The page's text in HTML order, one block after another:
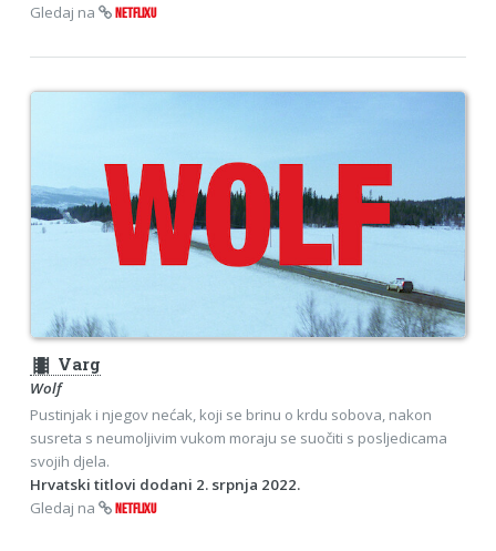
Gledaj na
NETFLIXU
theaters Varg
Wolf
Pustinjak i njegov nećak, koji se brinu o krdu sobova, nakon
susreta s neumoljivim vukom moraju se suočiti s posljedicama
svojih djela.
Hrvatski titlovi dodani 2. srpnja 2022.
Gledaj na
NETFLIXU